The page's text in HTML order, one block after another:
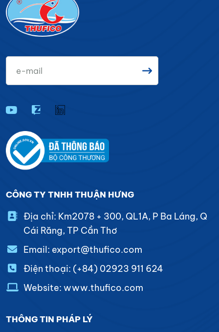
CÔNG TY TNHH THUẬN HƯNG
Địa chỉ: Km2078 + 300, QL1A, P Ba Láng, Q
Cái Răng, TP Cần Thơ
Email: export@thufico.com
Điện thoại: (+84) 02923 911 624
Website: www.thufico.com
THÔNG TIN PHÁP LÝ